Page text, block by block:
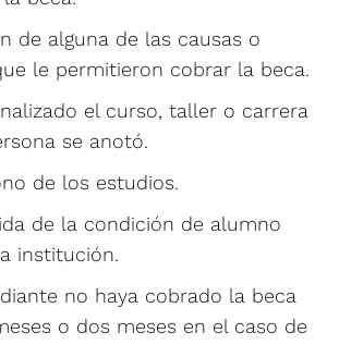
de alguna de las causas o
le permitieron cobrar la beca.
el curso, taller o carrera
se anotó.
de los estudios.
de la condición de alumno
institución.
no haya cobrado la beca
o dos meses en el caso de